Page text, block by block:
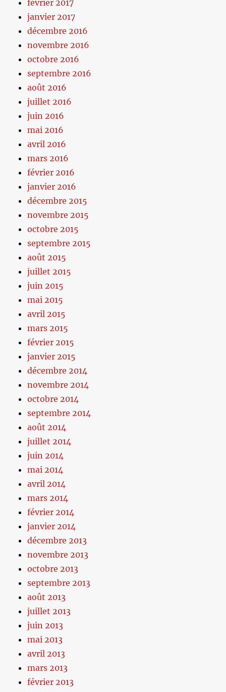
février 2017
janvier 2017
décembre 2016
novembre 2016
octobre 2016
septembre 2016
août 2016
juillet 2016
juin 2016
mai 2016
avril 2016
mars 2016
février 2016
janvier 2016
décembre 2015
novembre 2015
octobre 2015
septembre 2015
août 2015
juillet 2015
juin 2015
mai 2015
avril 2015
mars 2015
février 2015
janvier 2015
décembre 2014
novembre 2014
octobre 2014
septembre 2014
août 2014
juillet 2014
juin 2014
mai 2014
avril 2014
mars 2014
février 2014
janvier 2014
décembre 2013
novembre 2013
octobre 2013
septembre 2013
août 2013
juillet 2013
juin 2013
mai 2013
avril 2013
mars 2013
février 2013